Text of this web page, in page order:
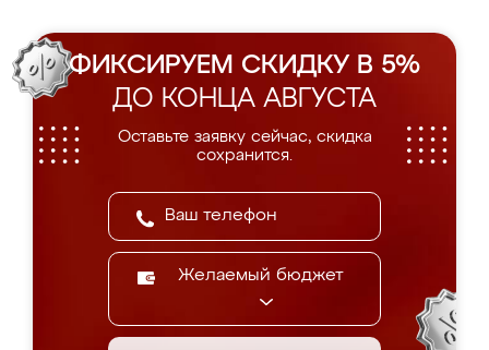
ФИКСИРУЕМ СКИДКУ В 5%
ДО КОНЦА АВГУСТА
Оставьте заявку сейчас, скидка
сохранится.
Желаемый бюджет